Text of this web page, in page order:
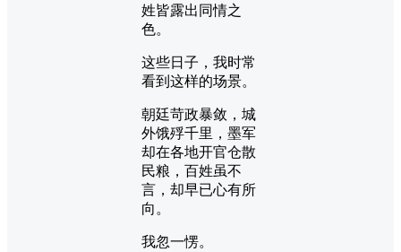
姓皆露出同情之
色。
这些日子，我时常
看到这样的场景。
朝廷苛政暴敛，城
外饿殍千里，墨军
却在各地开官仓散
民粮，百姓虽不
言，却早已心有所
向。
我忽一愣。